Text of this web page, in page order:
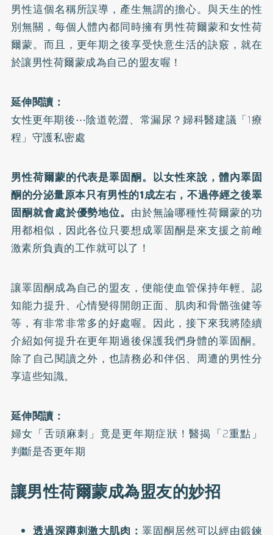
男性這個名稱所誤導，產生無謂的擔心。與天生的性
別無關，每個人體內都同時擁有男性荷爾蒙和女性荷
爾蒙。而且，更年期之後享受快意生活的訣竅，就在
於讓男性荷爾蒙成為自己的盟友喔！
延伸閱讀：
女性更年期後⋯陰道乾澀、常漏尿？婦科醫建議「1療
程」守護私密處
男性荷爾蒙的代表是睪固酮。以女性來說，體內睪固
酮的分泌量原本只有男性的1成左右，不過停經之後睪
固酮就會處於優勢地位。 由於無論哪種性荷爾蒙的功
用都相似，因此各位只要想成睪固酮是來支援之前雌
激素所負責的工作就可以了！
讓睪固酮成為自己的盟友，便能使血管保持年輕、認
知能力提升、心情變得開朗正面、肌肉和骨骼強健等
等，有非常非常多的好處喔。因此，接下來我將陸續
介紹如何提升在更年期過後保護我們身體的睪固酮。
除了自己閱讀之外，也請務必和伴侶、周遭的男性分
享這些知識。
延伸閱讀：
婦女「舌頭麻刺」竟是更年期症狀！醫揭「2重點」
判斷是否更年期
讓男性荷爾蒙成為盟友的妙招
透過深蹲刺激大肌肉：睪固酮居然可以經由鍛鍊